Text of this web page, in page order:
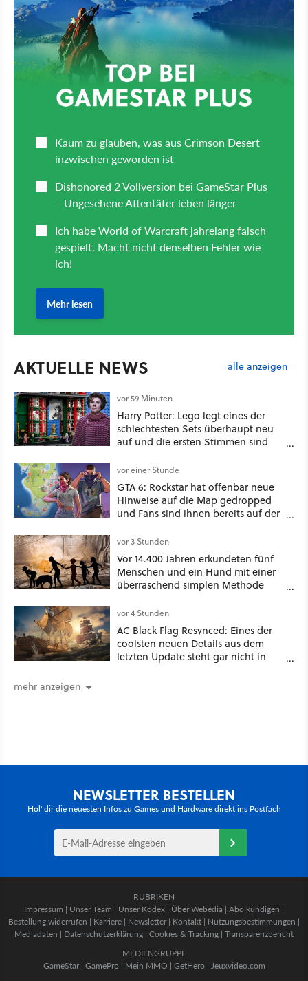
AKTUELLE NEWS alle anzeigen
vor 59 Minuten
Harry Potter: Lego legt eines der
schlechtesten Sets überhaupt neu
auf und die ersten Stimmen sind
vor einer Stunde
GTA 6: Rockstar hat offenbar neue
Hinweise auf die Map gedropped
und Fans sind ihnen bereits auf der
vor 3 Stunden
Vor 14.400 Jahren erkundeten fünf
Menschen und ein Hund mit einer
überraschend simplen Methode
Spuren für die Ewigkeit
vor 4 Stunden
AC Black Flag Resynced: Eines der
coolsten neuen Details aus dem
letzten Update steht gar nicht in
mehr anzeigen
NEWSLETTER BESTELLEN
Hol' dir die neuesten Infos zu Games und Hardware direkt ins Postfach
RUBRIKEN
Impressum | Unser Team | Unser Kodex | Über Webedia | Abo kündigen |
Bestellung widerrufen | Karriere | Newsletter | Kontakt | Nutzungsbestimmungen |
Mediadaten | Datenschutzerklärung | Cookies & Tracking | Transparenzbericht
MEDIENGRUPPE
GameStar| GamePro | Mein MMO | GetHero | Jeuxvideo.com